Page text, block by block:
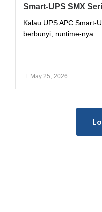
Smart-UPS SMX
Kalau UPS APC Smart-
berbunyi, runtime-nya...
May 25, 2026